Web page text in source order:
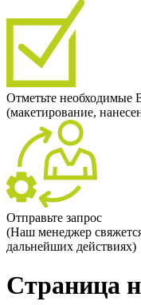
Отметьте необходимые
(макетирование,
Отправьте запрос
(Наш менеджер
дальнейших действиях)
Страница